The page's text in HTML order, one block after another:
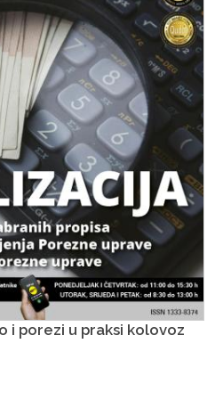
i porezi u praksi kolovoz